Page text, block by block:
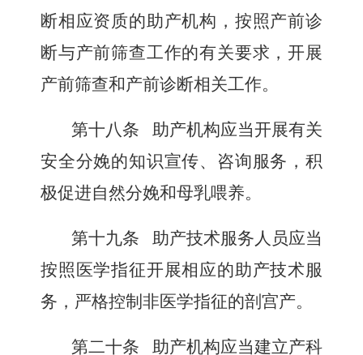
断相应资质的助产机构，按照产前诊
断与产前筛查工作的有关要求，开展
产前筛查和产前诊断相关工作。
第十八条
助产机构应当开展有关
安全分娩的知识宣传、咨询服务，积
极促进自然分娩和母乳喂养。
第十九条
助产技术服务人员应当
按照医学指征开展相应的助产技术服
务，严格控制非医学指征的剖宫产。
第二十条
助产机构应当建立产科